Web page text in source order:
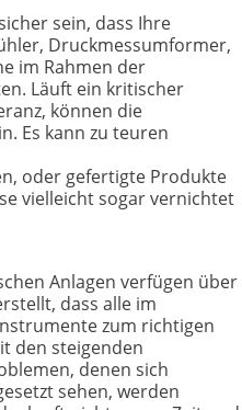
sein, dass Ihre
Druckmessumformer,
im Rahmen der
Läuft ein kritischer
können die
Es kann zu teuren
oder gefertigte Produkte
vielleicht sogar vernichtet
Anlagen verfügen über
dass alle im
zum richtigen
den steigenden
denen sich
sehen, werden